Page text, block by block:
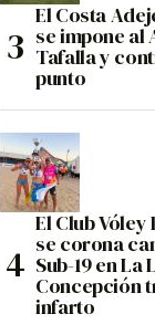
El Costa
se impone al
Tafalla y
punto
El Club Vóley
se corona
Sub-19 en La
Concepción
infarto